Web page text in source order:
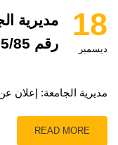
18
ديسمبر
مديرية
رقم 2025/85 ، 2025/86
مديرية الجامعة: إعلان عن
READ MORE